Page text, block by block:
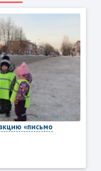
«письмо